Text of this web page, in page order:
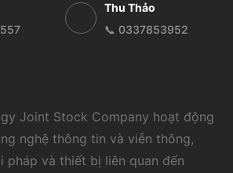
Thu Thảo
📞 0337853952
Joint Stock Company hoạt động
nghệ thông tin và viễn thông,
pháp và thiết bị liên quan đến